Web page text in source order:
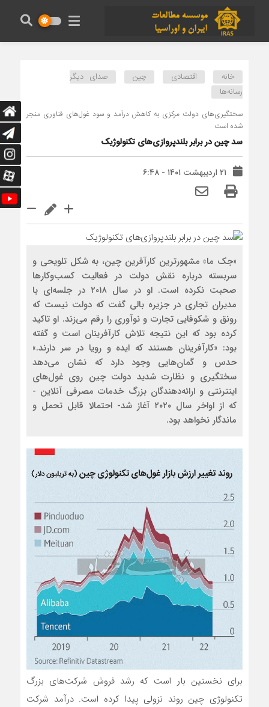
خانه اقتصادی چین
صدای دیگر
رسانه‌ها
سختگیری‌های دولت مرکزی به کاهش درآمد و سود غول‌های فناوری منجر
شده است
سد چین در برابر بلندپروازی‌های تکنولوژیک
۲۱ اردیبهشت ۱۴۰۱ - ۶:۴۸
«جک ما» مشهورترین کارآفرین چین، به شکل تلویحی و
سربسته درباره نقش دولت در فعالیت کسب‌وکارها
صحبت نکرده است. او در سال ۲۰۱۸ در جلسه‌ای با
مدیران تجاری در جزیره بالی گفت که دولت نیست که
رونق و شکوفایی تجارت و نوآوری را رقم می‌زند. او تاکید
کرده بود که این نتیجه تلاش کارآفرینان است و گفته
بود: «کارآفرینان هستند که ایده و رویا در سر دارند.»
حدس و گمان‌هایی وجود دارد که نشان می‌دهد
سختگیری و نظارت شدید دولت چین روی غول‌های
اینترنتی و ارائه‌دهندگان بزرگ خدمات مصرفی آنلاین -
که از اواخر سال ۲۰۲۰ آغاز شد- احتمالا قابل تحمل و
ماندگار نخواهد بود.
برای نخستین بار است که رشد فروش شرکت‌های بزرگ
تکنولوژی چین روند نزولی پیدا کرده است. درآمد شرکت